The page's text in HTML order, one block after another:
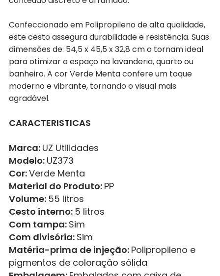
Confeccionado em Polipropileno de alta qualidade,
este cesto assegura durabilidade e resistência. Suas
dimensões de: 54,5 x 45,5 x 32,8 cm o tornam ideal
para otimizar o espaço na lavanderia, quarto ou
banheiro. A cor Verde Menta confere um toque
moderno e vibrante, tornando o visual mais
agradável.
CARACTERISTICAS
Marca: UZ Utilidades
Modelo: UZ373
Cor:Verde Menta
Material do Produto: PP
Volume: 55 litros
Cesto interno: 5 litros
Com tampa: Sim
Com divisória: Sim
Matéria-prima de injeção: Polipropileno e
pigmentos de coloração sólida